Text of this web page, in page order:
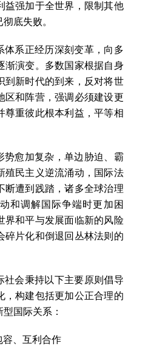
益强加于全世界，限制其他
底失败。
体系正经历深刻变革，向多
渐演变。多数国家根据自身
到新时代的到来，反对将世
区和阵营，强调必须建设更
尊重彼此根本利益，平等相
势愈加复杂，单边胁迫、霸
殖民主义逆流涌动，国际法
断遭到践踏，诸多全球治理
和调解国际争端时更加困
界和平与发展面临新的风险
碎片化和倒退回丛林法则的
社会秉持以下主要原则倡导
，构建包括更加公正合理的
国际关系：
容、互利合作